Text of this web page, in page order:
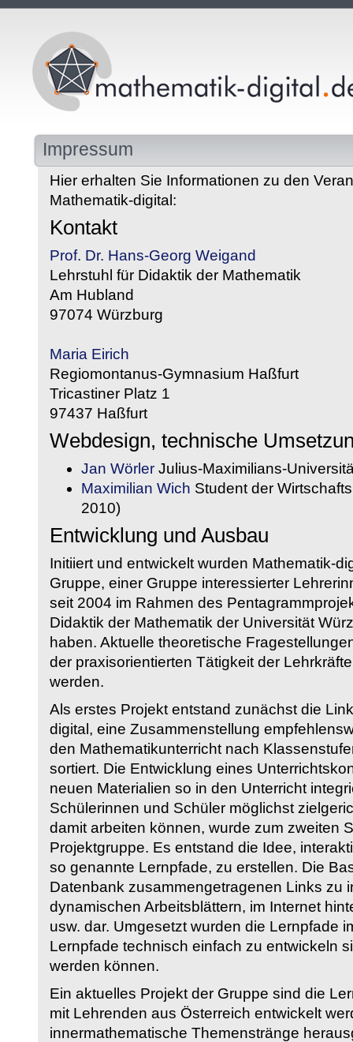
Impressum
Hier erhalten Sie Informationen zu den
Mathematik-digital:
Kontakt
Prof. Dr. Hans-Georg Weigand
Lehrstuhl für Didaktik der Mathematik
Am Hubland
97074 Würzburg
Maria Eirich
Regiomontanus-Gymnasium Haßfurt
Tricastiner Platz 1
97437 Haßfurt
Webdesign, technische
Jan Wörler Julius-Maximilians-
Maximilian Wich Student der
2010)
Entwicklung und Ausbau
Initiiert und entwickelt wurden Mathematik-
Gruppe, einer Gruppe interessierter
seit 2004 im Rahmen des
Didaktik der Mathematik der Universität
haben. Aktuelle theoretische
der praxisorientierten Tätigkeit der
werden.
Als erstes Projekt entstand zunächst die
digital, eine Zusammenstellung
den Mathematikunterricht nach
sortiert. Die Entwicklung eines
neuen Materialien so in den Unterricht
Schülerinnen und Schüler möglichst
damit arbeiten können, wurde zum zweiten
Projektgruppe. Es entstand die Idee,
so genannte Lernpfade, zu erstellen. Die
Datenbank zusammengetragenen Links zu
dynamischen Arbeitsblättern, im Internet
usw. dar. Umgesetzt wurden die Lernpfade
Lernpfade technisch einfach zu entwickeln
werden können.
Ein aktuelles Projekt der Gruppe sind die
mit Lehrenden aus Österreich entwickelt
innermathematische Themenstränge